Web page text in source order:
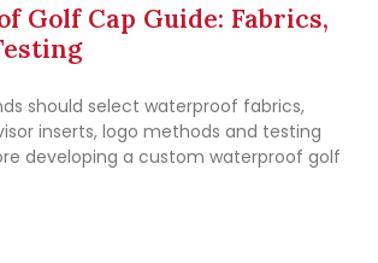
Golf Cap Guide: Fabrics,
should select waterproof fabrics,
inserts, logo methods and testing
developing a custom waterproof golf